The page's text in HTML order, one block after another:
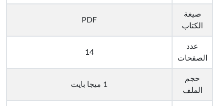
صيغة
الكتاب
PDF
عدد
الصفحات
14
حجم
الملف
1 ميجا بايت